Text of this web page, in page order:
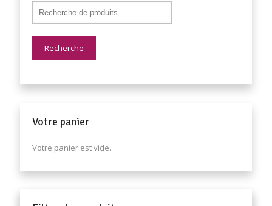
Recherche
Votre panier
Votre panier est vide.